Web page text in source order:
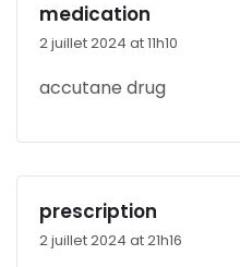
medication
2 juillet 2024 at 11h10
accutane drug
prescription
2 juillet 2024 at 21h16